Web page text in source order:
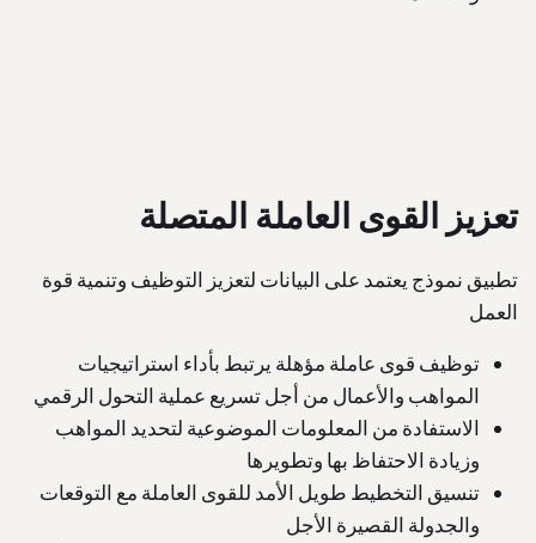
تعزيز القوى العاملة المتصلة
تطبيق نموذج يعتمد على البيانات لتعزيز التوظيف وتنمية قوة
العمل
توظيف قوى عاملة مؤهلة يرتبط بأداء استراتيجيات
المواهب والأعمال من أجل تسريع عملية التحول الرقمي
الاستفادة من المعلومات الموضوعية لتحديد المواهب
وزيادة الاحتفاظ بها وتطويرها
تنسيق التخطيط طويل الأمد للقوى العاملة مع التوقعات
والجدولة القصيرة الأجل